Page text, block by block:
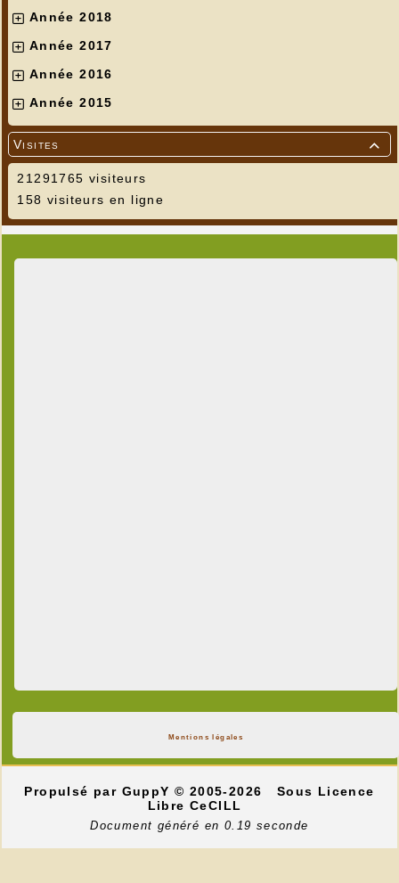
Année 2018
Année 2017
Année 2016
Année 2015

Visites
21291765 visiteurs
158 visiteurs en ligne
Mentions légales
Propulsé par GuppY© 2005-2026
Sous Licence
Libre CeCILL
Document généré en 0.19 seconde